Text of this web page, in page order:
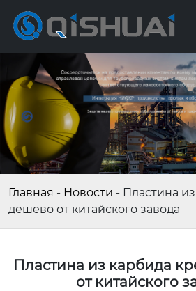
Главная - Новости - Пластина
дешево от китайского завода
Пластина из карбида
от китайского